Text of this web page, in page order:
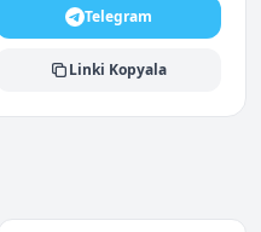
Telegram
Linki Kopyala